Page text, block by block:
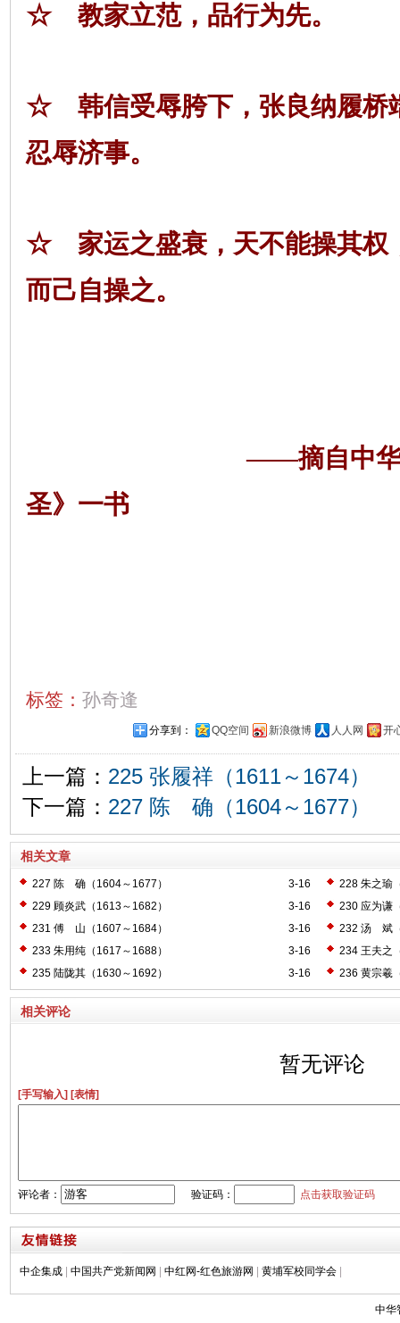
☆ 教家立范，品行为先。
☆ 韩信受辱胯下，张良纳履桥
忍辱济事。
☆ 家运之盛衰，天不能操其权
而己自操之。
——摘自中华
圣》一书
标签： 孙奇逢
分享到： QQ空间 新浪微博 人人网 开
上一篇： 225 张履祥（1611～1674）
下一篇： 227 陈 确（1604～1677）
相关文章
3-16
227 陈 确（1604～1677）
228 朱之瑜
3-16
229 顾炎武（1613～1682）
230 应为谦
3-16
231 傅 山（1607～1684）
232 汤 斌
3-16
233 朱用纯（1617～1688）
234 王夫之
3-16
235 陆陇其（1630～1692） 236 黄宗羲
相关评论
暂无评论
[手写输入] [表情]
评论者： 验证码： 点击获取验证码
中企集成 中国共产党新闻网 中红网-红色旅游网 黄埔军校同学会
中华